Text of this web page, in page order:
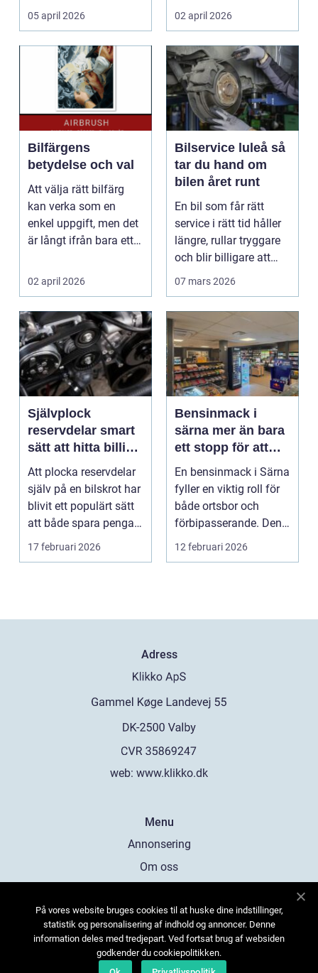
verkstad tar bäst hand
om...
05 april 2026
som cy...
02 april 2026
Bilfärgens
betydelse och val
Att välja rätt bilfärg
kan verka som en
enkel uppgift, men det
är långt ifrån bara ett
02 april 2026
Bilservice luleå så
tar du hand om
bilen året runt
En bil som får rätt
service i rätt tid håller
längre, rullar tryggare
och blir billigare att
äga. I ...
07 mars 2026
Självplock
reservdelar smart
sätt att hitta billiga
bildelar
Att plocka reservdelar
själv på en bilskrot har
blivit ett populärt sätt
att både spara pengar
och g...
17 februari 2026
Bensinmack i
särna mer än bara
ett stopp för att
tanka
En bensinmack i Särna
fyller en viktig roll för
både ortsbor och
förbipasserande. Den
fungerar som e...
12 februari 2026
Adress
web: www.klikko.dk
Menu
Annonsering
Om oss
Kontakta oss
Sitemap
På vores website bruges cookies til at huske dine indstillinger,
statistik og personalisering af indhold og annoncer. Denne
information deles med tredjepart. Ved fortsat brug af websiden
godkender du cookiepolitikken.